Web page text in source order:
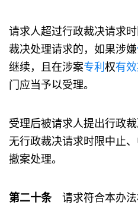
请求人超过行政裁决请求
裁决处理请求的，如果涉嫌
继续，且在涉案专利 权有
门应当予以受理。
受理后被请求人提出行政
无行政裁决请求时限中止
撤案处理。
第二十条请求符合本办法